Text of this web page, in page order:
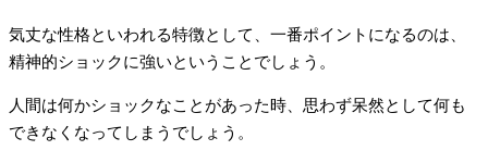
気丈な性格といわれる特徴として、一番ポイントになるのは、
精神的ショックに強いということでしょう。
人間は何かショックなことがあった時、思わず呆然として何も
できなくなってしまうでしょう。